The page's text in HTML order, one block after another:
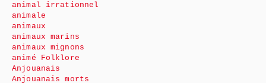
animal irrationnel
animale
animaux
animaux marins
animaux mignons
animé Folklore
Anjouanais
Anjouanais morts